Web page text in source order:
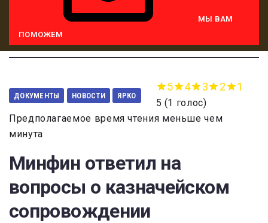
МЫ ВАМ
ПОМОЖЕМ
ДОКУМЕНТЫ НОВОСТИ ЯРКО
5 4 3 2 1
5 (1 голос)
Предполагаемое время чтения меньше чем
минута
Минфин ответил на
вопросы о казначейском
сопровождении